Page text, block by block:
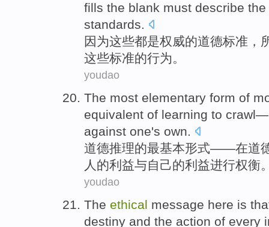
fills the blank must describe the
standards.
因为这些都是权威的道德标准 ，
这些标准的行为。
youdao
The most elementary form of
equivalent of learning to crawl—
against one's own.
道德推理的最基本形式——在道
人 的利益与自己的利益进行权衡
youdao
The ethical message here is
destiny and the action of every